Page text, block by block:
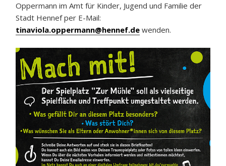
Oppermann im Amt für Kinder, Jugend und Familie der
Stadt Hennef per E-Mail:
tinaviola.oppermann@hennef.de wenden.